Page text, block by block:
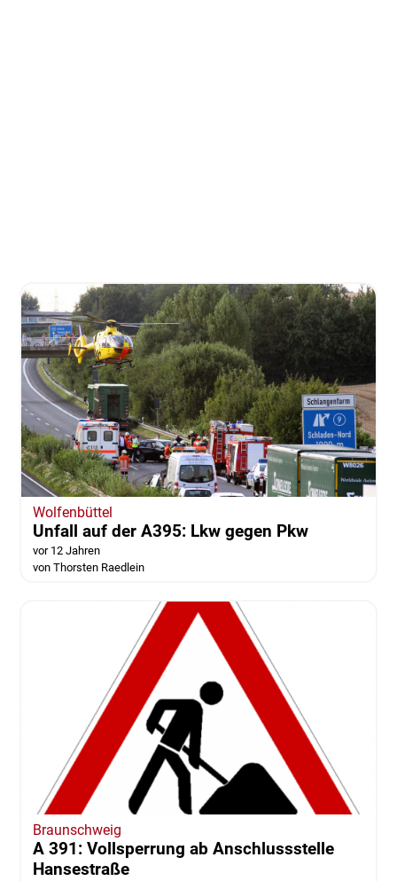
Wolfenbüttel
Unfall auf der A395: Lkw gegen Pkw
vor 12 Jahren
von Thorsten Raedlein
Braunschweig
A 391: Vollsperrung ab Anschlussstelle
Hansestraße